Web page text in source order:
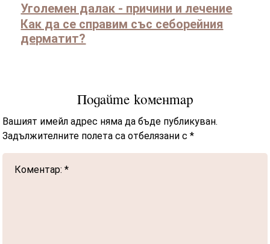
Уголемен далак - причини и лечение
Как да се справим със себорейния
дерматит?
Подайте коментар
Вашият имейл адрес няма да бъде публикуван.
Задължителните полета са отбелязани с*